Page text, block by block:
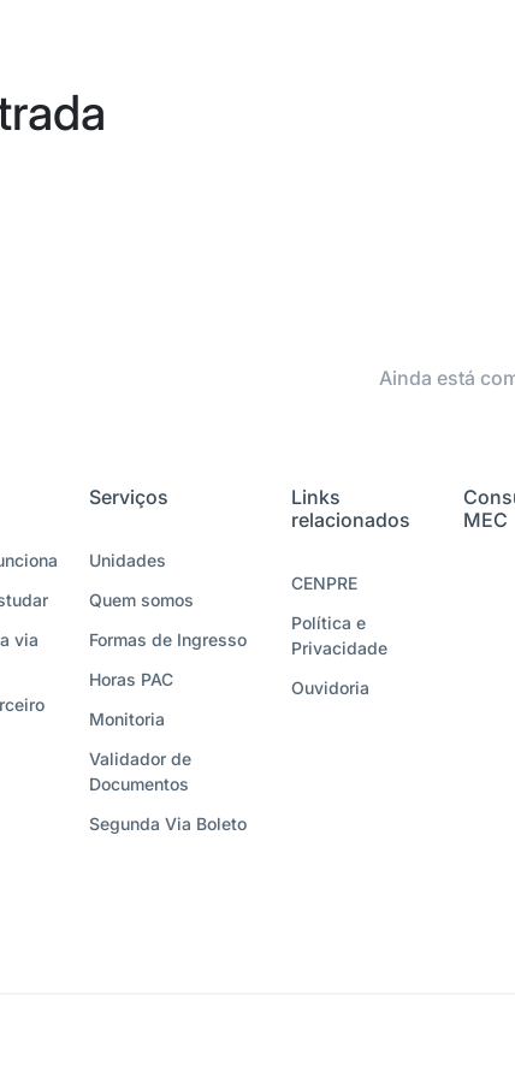
Ainda está
via
Serviços
Unidades
Quem somos
Formas de Ingresso
Horas PAC
Monitoria
Validador de
Documentos
Segunda Via Boleto
Links
relacionados
CENPRE
Política e
Privacidade
Ouvidoria
MEC